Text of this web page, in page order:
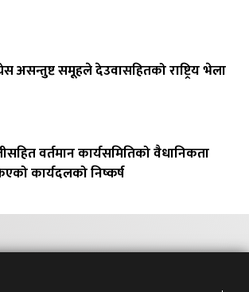
असन्तुष्ट समूहले देउवासहितको राष्ट्रिय भेला
वर्तमान कार्यसमितिको वैधानिकता
कार्यदलको निष्कर्ष